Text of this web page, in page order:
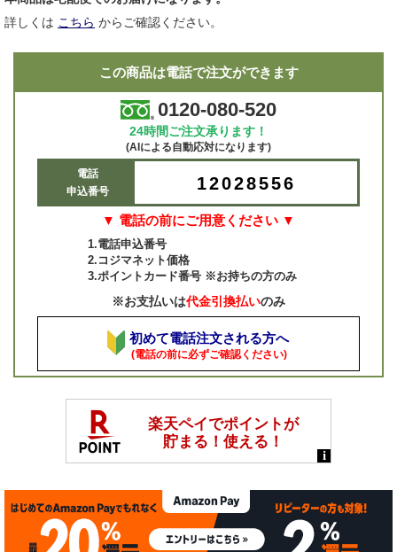
詳しくは こちら からご確認ください。
この商品は電話で注文ができます
0120-080-520
24時間ご注文承ります！
(AIによる自動応対になります)
電話
申込番号
12028556
▼ 電話の前にご用意ください ▼
1.電話申込番号
2.コジマネット価格
3.ポイントカード番号 ※お持ちの方のみ
※お支払いは代金引換払いのみ
初めて電話注文される方へ
(電話の前に必ずご確認ください)